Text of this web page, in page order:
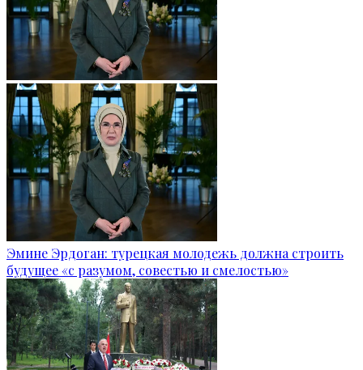
Эмине Эрдоган: турецкая молодежь должна строить
будущее «с разумом, совестью и смелостью»